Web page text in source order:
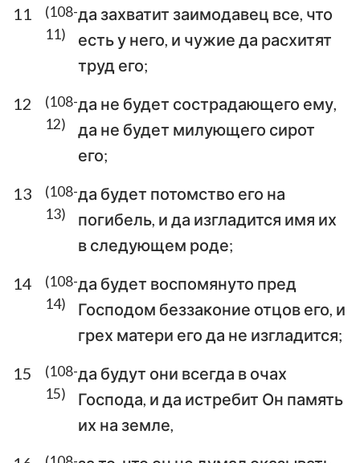
11
(108-
11)
да захватит заимодавец все, что
есть у него, и чужие да расхитят
труд его;
12
(108-
12)
да не будет сострадающего ему,
да не будет милующего сирот
его;
13
(108-
13)
да будет потомство его на
погибель, и да изгладится имя их
в следующем роде;
14
(108-
14)
да будет воспомянуто пред
Господом беззаконие отцов его, и
грех матери его да не изгладится;
15
(108-
15)
да будут они всегда в очах
Господа, и да истребит Он память
их на земле,